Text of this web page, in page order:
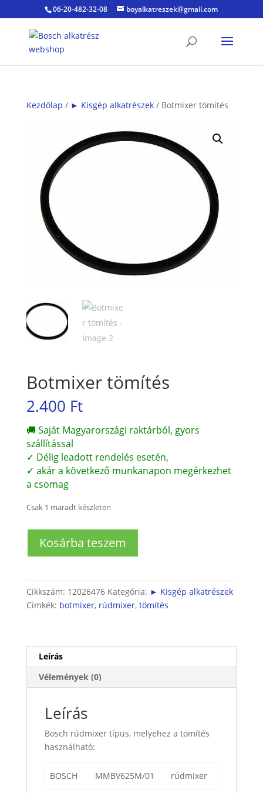
06-20-482-32-08 boyalkatreszek@gmail.com
Kezdőlap / ► Kisgép alkatrészek/ Botmixer tömítés
Botmixer tömítés
2.400 Ft
🚚 Saját Magyarországi raktárból, gyors
szállítással
✓ Délig leadott rendelés esetén,
✓ akár a következő munkanapon megérkezhet
a csomag
Csak 1 maradt készleten
tömítés
Kosárba teszem
Cikkszám: 12026476 Kategória: ► Kisgép alkatrészek
Címkék: botmixer, rúdmixer, tömítés
Leírás
Vélemények (0)
Leírás
Bosch rúdmixer típus, melyehez a tömítés
használható:
BOSCH MMBV625M/01 rúdmixer